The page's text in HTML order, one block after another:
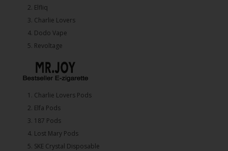
2.⁠ ⁠⁠Elfliq
3.⁠ ⁠⁠Charlie Lovers
4.⁠ ⁠⁠Dodo Vape
5. ⁠Revoltage
1.⁠ ⁠Charlie Lovers Pods
2.⁠ ⁠⁠Elfa Pods
3.⁠ ⁠⁠187 Pods
4.⁠ ⁠⁠Lost Mary Pods
5.⁠ ⁠⁠SKE Crystal Disposable